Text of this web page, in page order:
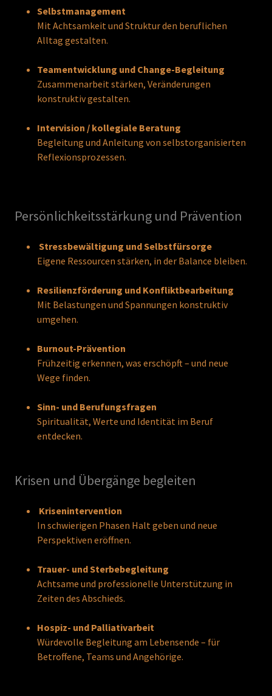
Selbstmanagement
Mit Achtsamkeit und Struktur den beruflichen
Alltag gestalten.
Teamentwicklung und Change-Begleitung
Zusammenarbeit stärken, Veränderungen
konstruktiv gestalten.
Intervision / kollegiale Beratung
Begleitung und Anleitung von selbstorganisierten
Reflexionsprozessen.
Persönlichkeitsstärkung und Prävention
Stressbewältigung und Selbstfürsorge
Eigene Ressourcen stärken, in der Balance bleiben.
Resilienzförderung und Konfliktbearbeitung
Mit Belastungen und Spannungen konstruktiv
umgehen.
Burnout-Prävention
Frühzeitig erkennen, was erschöpft – und neue
Wege finden.
Sinn- und Berufungsfragen
Spiritualität, Werte und Identität im Beruf
entdecken.
Krisen und Übergänge begleiten
Krisenintervention
In schwierigen Phasen Halt geben und neue
Perspektiven eröffnen.
Trauer- und Sterbebegleitung
Achtsame und professionelle Unterstützung in
Zeiten des Abschieds.
Hospiz- und Palliativarbeit
Würdevolle Begleitung am Lebensende – für
Betroffene, Teams und Angehörige.